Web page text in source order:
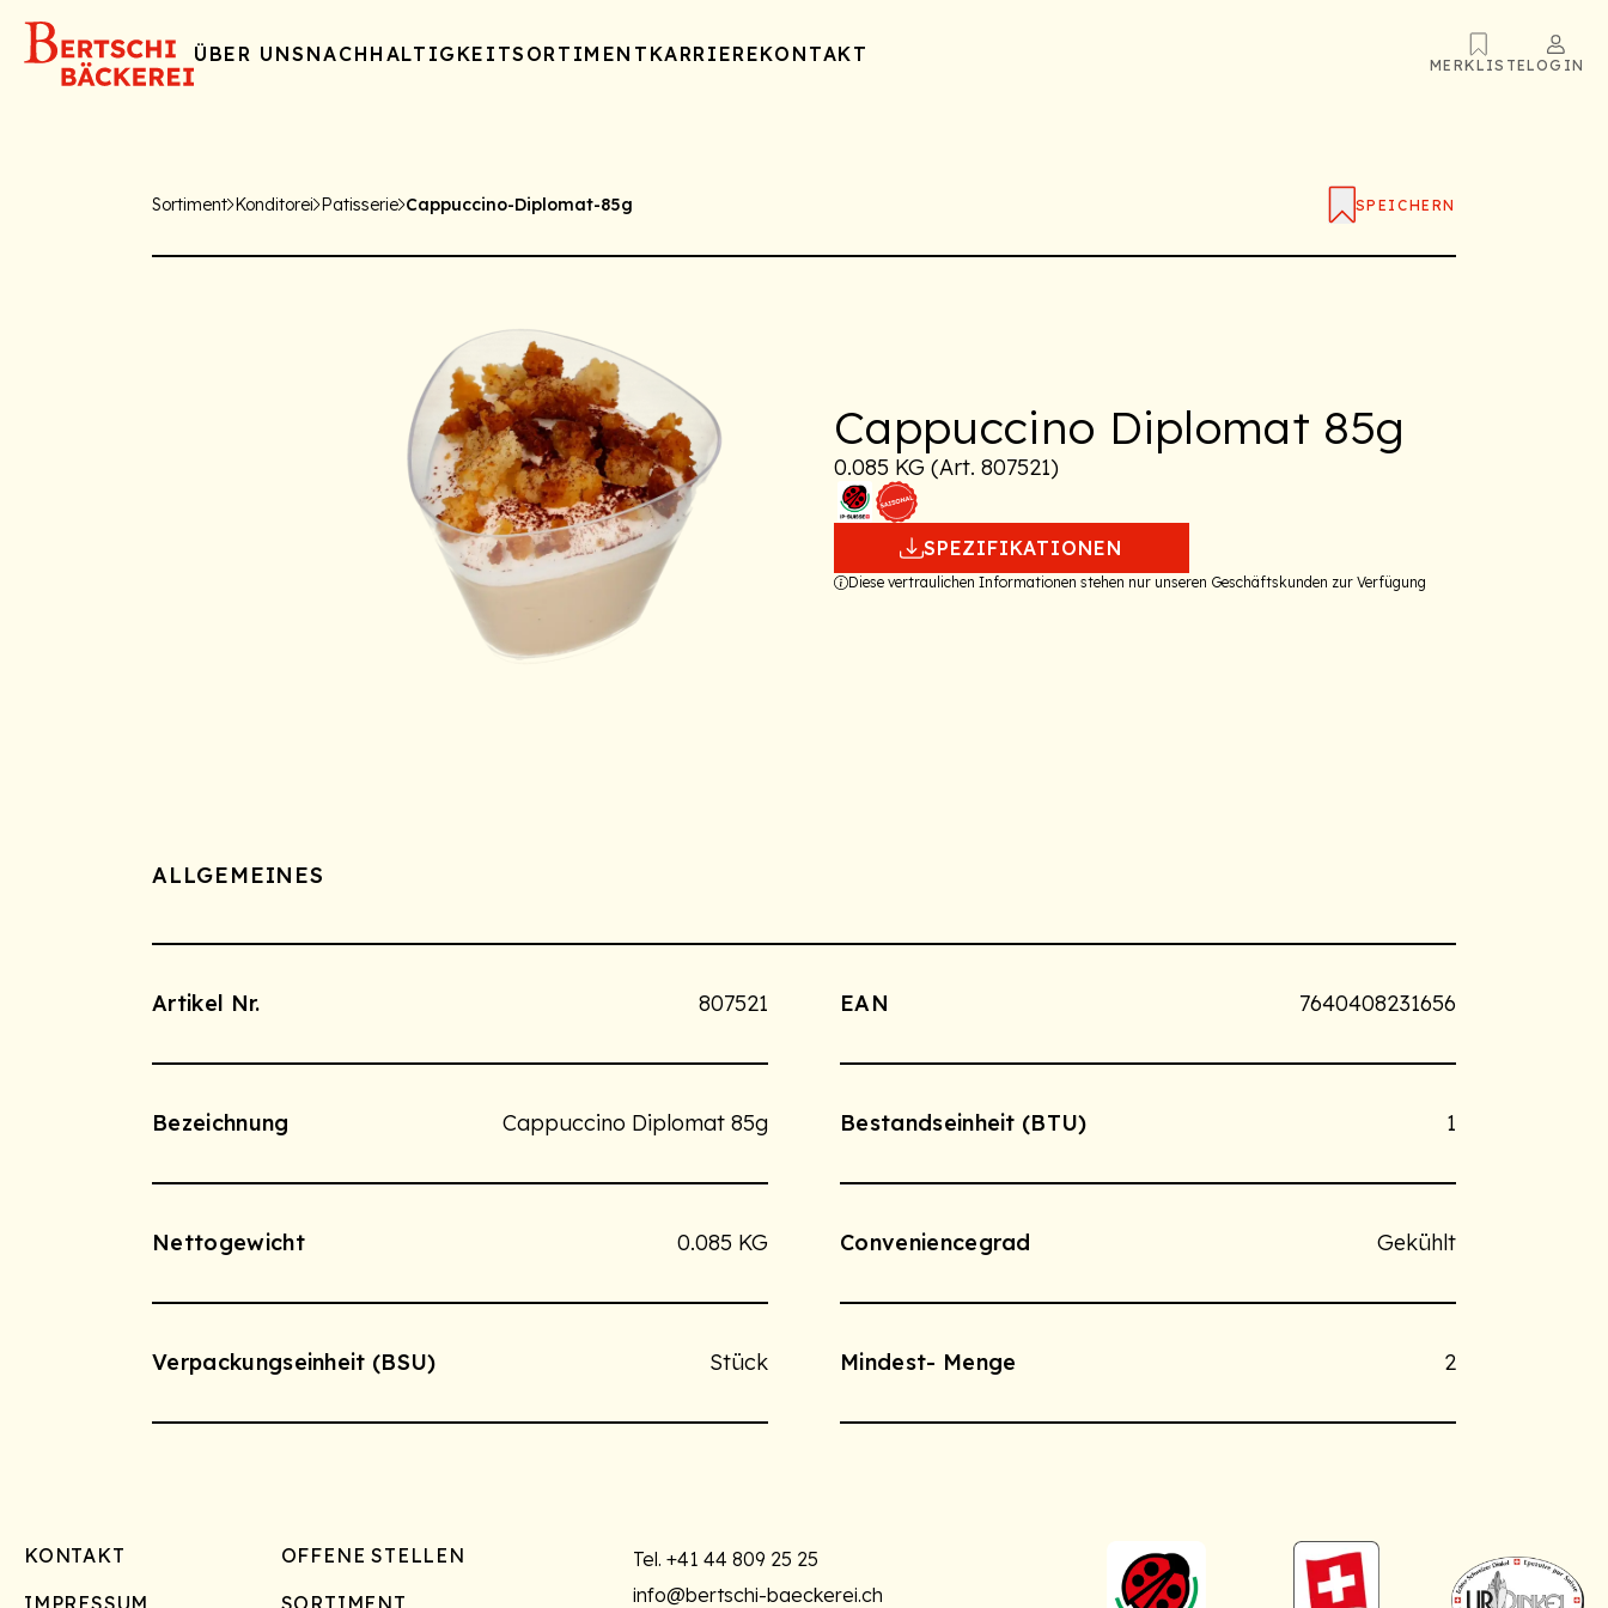
ÜBER UNS NACHHALTIGKEITSORTIMENT KARRIEREKONTAKT MERKLISTELOGIN
Sortiment Konditorei Patisserie Cappuccino-Diplomat-85g SPEICHERN
Cappuccino Diplomat 85g
0.085 KG (Art. 807521)
SPEZIFIKATIONEN
Diese vertraulichen Informationen stehen nur unseren Geschäftskunden zur Verfügung
ALLGEMEINES
Artikel Nr. 807521 EAN 7640408231656
Bezeichnung Cappuccino Diplomat 85g Bestandseinheit (BTU) 1
Nettogewicht 0.085 KG Conveniencegrad Gekühlt
Verpackungseinheit (BSU) Stück Mindest- Menge 2
Footer
KONTAKT
OFFENE STELLEN
IMPRESSUM
SORTIMENT
Tel.+41 44 809 25 25
info@bertschi-baeckerei.ch